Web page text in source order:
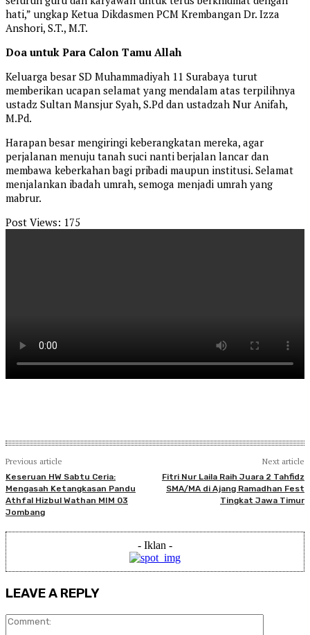
hati,” ungkap Ketua Dikdasmen PCM Krembangan Dr. Izza
Anshori, S.T., M.T.
Doa untuk Para Calon Tamu Allah
Keluarga besar SD Muhammadiyah 11 Surabaya turut
memberikan ucapan selamat yang mendalam atas terpilihnya
ustadz Sultan Mansjur Syah, S.Pd dan ustadzah Nur Anifah,
M.Pd.
Harapan besar mengiringi keberangkatan mereka, agar
perjalanan menuju tanah suci nanti berjalan lancar dan
membawa keberkahan bagi pribadi maupun institusi. Selamat
menjalankan ibadah umrah, semoga menjadi umrah yang
mabrur.
Post Views: 175
Previous article
Keseruan HW Sabtu Ceria:
Mengasah Ketangkasan Pandu
Athfal Hizbul Wathan MIM 03
Jombang
Next article
Fitri Nur Laila Raih Juara 2 Tahfidz
SMA/MA di Ajang Ramadhan Fest
Tingkat Jawa Timur
- Iklan -
LEAVE A REPLY